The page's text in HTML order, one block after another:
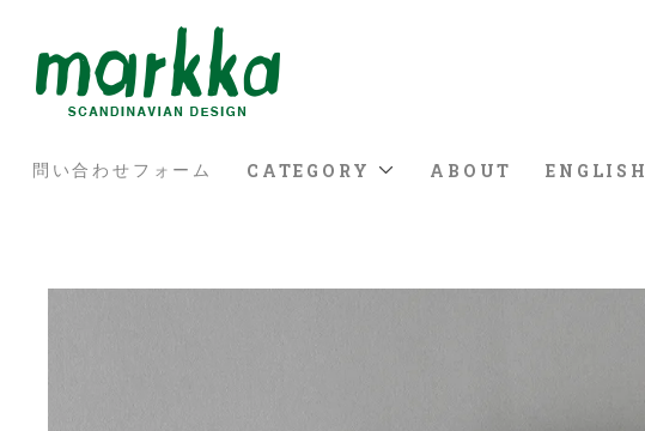
問い合わせフォーム CATEGORY ABOUT ENGLISH